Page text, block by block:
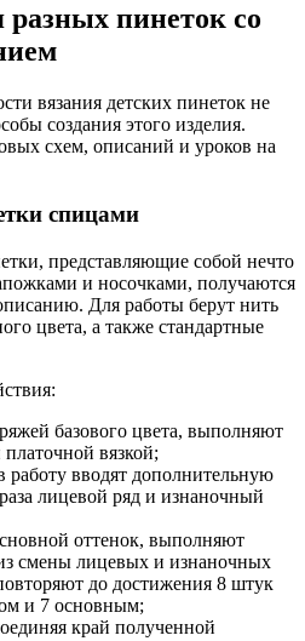
пинеток со
вязания детских пинеток не
создания этого изделия.
схем, описаний и уроков на
спицами
представляющие собой нечто
и носочками, получаются
Для работы берут нить
цвета, а также стандартные
базового цвета, выполняют
вязкой;
работу вводят дополнительную
лицевой ряд и изнаночный
оттенок, выполняют
смены лицевых и изнаночных
до достижения 8 штук
и 7 основным;
край полученной